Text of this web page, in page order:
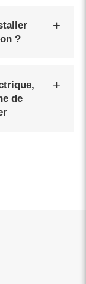
?
de